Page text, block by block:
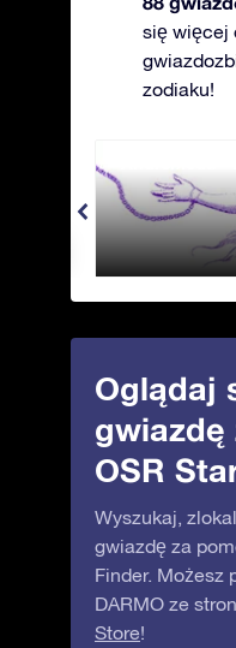
się więcej
zodiaku!
Andromeda
Oglądaj
gwiazdę
OSR
Wyszukaj,
gwiazdę za
Finder. Możesz
DARMO ze
Store!